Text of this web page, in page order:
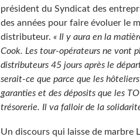
président du Syndicat des
des années pour faire évoluer le
distributeur. « Il y aura en la
Cook. Les tour-opérateurs ne vont
distributeurs 45 jours après le
serait-ce que parce que les
garanties et des déposits que les
trésorerie. Il va falloir de la
Un discours qui laisse de marbre